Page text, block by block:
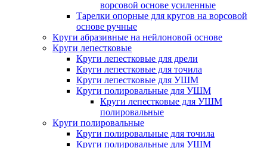
ворсовой основе усиленные
Тарелки опорные для кругов на ворсовой
основе ручные
Круги абразивные на нейлоновой основе
Круги лепестковые
Круги лепестковые для дрели
Круги лепестковые для точила
Круги лепестковые для УШМ
Круги полировальные для УШМ
Круги лепестковые для УШМ
полировальные
Круги полировальные
Круги полировальные для точила
Круги полировальные для УШМ